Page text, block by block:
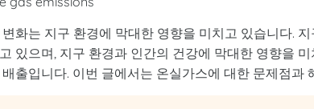
화는 지구 환경에 막대한 영향을 미치고 있습니다.
있으며, 지구 환경과 인간의 건강에 막대한 영향을
출입니다. 이번 글에서는 온실가스에 대한 문제점과